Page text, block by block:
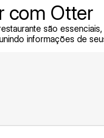
com Otter
são
informações de